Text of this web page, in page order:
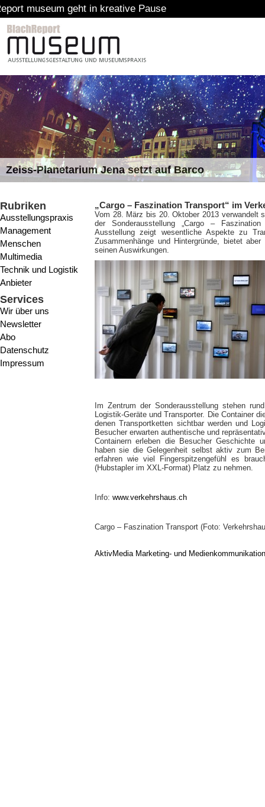
kreative Pause
Zeiss-Planetarium Jena setzt auf Barco
Rubriken
Ausstellungspraxis
Management
Menschen
Multimedia
Technik und Logistik
Anbieter
Services
Wir über uns
Newsletter
Abo
Datenschutz
Impressum
„Cargo – Faszination Transport“ im
Vom 28. März bis 20. Oktober 2013 verwandelt
der Sonderausstellung „Cargo –
Ausstellung zeigt wesentliche Aspekte zu
Zusammenhänge und Hintergründe, bietet
seinen Auswirkungen.
Im Zentrum der Sonderausstellung stehen
Logistik-Geräte und Transporter. Die Container
denen Transportketten sichtbar werden und
Besucher erwarten authentische und
Containern erleben die Besucher Geschichte
haben sie die Gelegenheit selbst aktiv zum
erfahren wie viel Fingerspitzengefühl es
(Hubstapler im XXL-Format) Platz zu nehmen.
Info: www.verkehrshaus.ch
Cargo – Faszination Transport (Foto:
AktivMedia Marketing- und